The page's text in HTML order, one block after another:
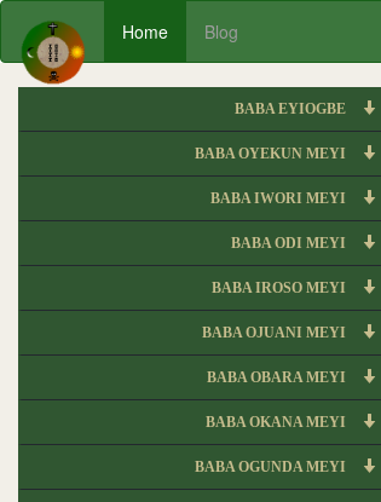
Home Blog
BABA EYIOGBE
BABA OYEKUN MEYI
BABA IWORI MEYI
BABA ODI MEYI
BABA IROSO MEYI
BABA OJUANI MEYI
BABA OBARA MEYI
BABA OKANA MEYI
BABA OGUNDA MEYI